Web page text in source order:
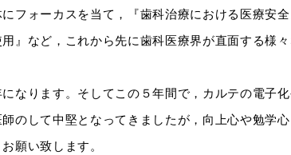
フォーカスを当て，『歯科治療における医療安
』など，これから先に歯科医療界が直面する様
なります。そしてこの５年間で，カルテの電子
のして中堅となってきましたが，向上心や勉学
願い致します。